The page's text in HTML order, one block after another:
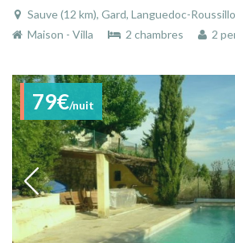
Sauve (12 km), Gard, Languedoc-
Maison - Villa
2 chambres 2
79€/nuit